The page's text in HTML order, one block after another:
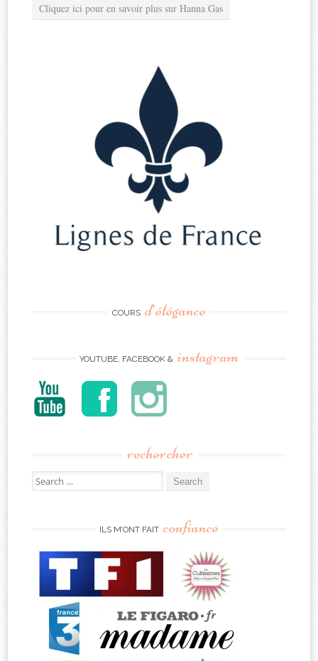
Cliquez ici pour en savoir plus sur Hanna Gas
COURS d’élégance
YOUTUBE, FACEBOOK & instagram
rechercher
Search
for:
ILS M’ONT FAIT confiance